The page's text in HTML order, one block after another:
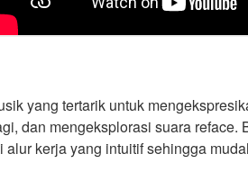
yang tertarik untuk
dan mengeksplorasi suara
kerja yang intuitif sehingga